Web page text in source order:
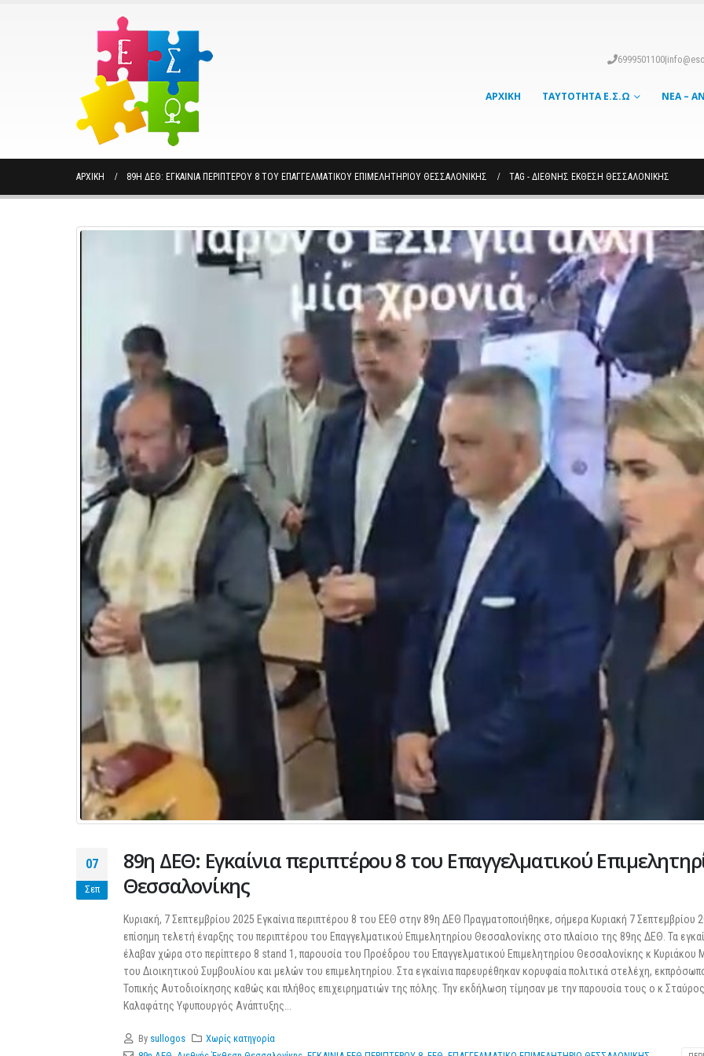
6999501100|
ΑΡΧΙΚΉ ΤΑΥΤΌΤΗΤΑ Ε.Σ.Ω ΝΈΑ –
ΑΡΧΙΚΉ 89Η ΔΕΘ: ΕΓΚΑΊΝΙΑ ΠΕΡΙΠΤΈΡΟΥ 8 ΤΟΥ ΕΠΑΓΓΕΛΜΑΤΙΚΟΎ ΕΠΙΜΕΛΗΤΗΡΊΟΥ ΘΕΣΣΑΛΟΝΊΚΗΣ TAG - ΔΙΕΘΝΉΣ ΈΚΘΕΣΗ ΘΕΣΣΑΛΟΝΊΚΗΣ
07
Σεπ
89η ΔΕΘ: Εγκαίνια περιπτέρου 8 του Επαγγελματικού
Θεσσαλονίκης
Κυριακή, 7 Σεπτεμβρίου 2025 Εγκαίνια περιπτέρου 8 του ΕΕΘ στην 89η ΔΕΘ Πραγματοποιήθηκε, σήμερα Κυριακή 7 Σεπτεμβρίου
επίσημη τελετή έναρξης του περιπτέρου του Επαγγελματικού Επιμελητηρίου Θεσσαλονίκης στο πλαίσιο της 89ης ΔΕΘ. Τα
έλαβαν χώρα στο περίπτερο 8 stand 1, παρουσία του Προέδρου του Επαγγελματικού Επιμελητηρίου Θεσσαλονίκης κ Κυριάκου
του Διοικητικού Συμβουλίου και μελών του επιμελητηρίου. Στα εγκαίνια παρευρέθηκαν κορυφαία πολιτικά στελέχη,
Τοπικής Αυτοδιοίκησης καθώς και πλήθος επιχειρηματιών της πόλης. Την εκδήλωση τίμησαν με την παρουσία τους ο κ Σταύρος
Καλαφάτης Υφυπουργός Ανάπτυξης...
By sullogos
Χωρίς κατηγορία
Διερεύνηση Απόψεων για την
περιοδική Πεζοδρόμηση της
οδού Λ. Δημοκρατίας
16 Μαρτίου 2026
ΚΑΔ: Οδηγός της ΑΑΔΕ για την
αυτόματη αντιστοίχιση
4 Μαρτίου 2026
Χειμερινές Εκπτώσεις 2026:
Χειρότερες επιδόσεις για 1 στις 2
Σε λειτουργία το νέο Helpdesk της
ΕΣΕΕ με κορυφαίους επιστήμονες
για την υποστήριξη των
εμπορικών επιχειρήσεων
27 Φεβρουαρίου 2026
Παράταση της υποχρεωτικής
έναρξης της ηλεκτρονικής
τιμολόγησης
26 Φεβρουαρίου 2026
Προς μείωση της προκαταβολής
φόρου για επαγγελματίες και
επιχειρήσεις
25 Φεβρουαρίου 2026
Διερεύνηση
περιοδική
οδού Λ. Δημοκρατίας
16 Μαρτίου 2026
ΚΑΔ: Οδηγός της
αυτόματη
4 Μαρτίου 2026
Χειμερινές Εκπτώσεις
Χειρότερες επιδόσεις
επιχειρήσεις